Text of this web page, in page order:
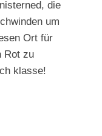
die
um
Ort für
Rot zu
klasse!